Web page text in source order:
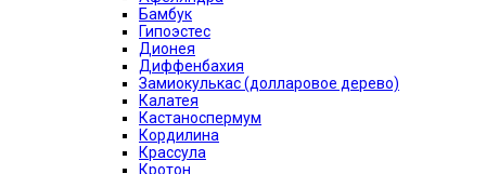
Бамбук
Гипоэстес
Дионея
Диффенбахия
Замиокулькас (долларовое дерево)
Калатея
Кастаноспермум
Кордилина
Крассула
Кротон